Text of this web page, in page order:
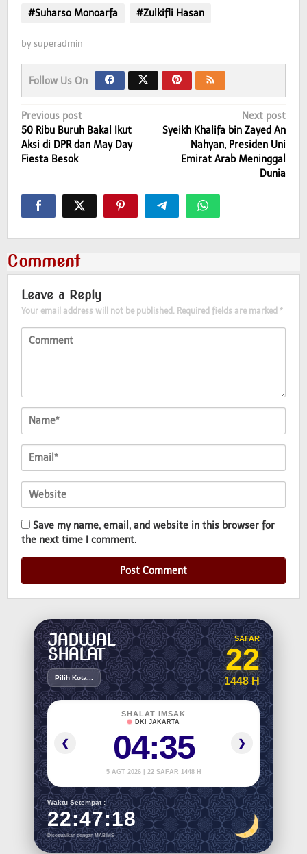
#Suharso Monoarfa
#Zulkifli Hasan
by superadmin
Follow Us On
Post
navigation
Previous post
50 Ribu Buruh Bakal Ikut
Aksi di DPR dan May Day
Fiesta Besok
Next post
Syeikh Khalifa bin Zayed An
Nahyan, Presiden Uni
Emirat Arab Meninggal
Dunia
Comment
Leave a Reply
Your email address will not be published. Required fields are marked *
Save my name, email, and website in this browser for
the next time I comment.
JADWAL
SHALAT
Pilih Kota...
SAFAR
22
1448 H
❮
SHALAT IMSAK
DKI JAKARTA
04:35
5 AGT 2026 | 22 SAFAR 1448 H
❯
Waktu Setempat :
22:47:19
Disesuaikan dengan MABIMS